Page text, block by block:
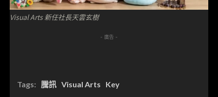
Visual Arts 新任社長天雲玄樹
- 廣告 -
Tags: 騰訊 Visual Arts Key